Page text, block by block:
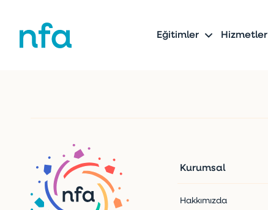
Eğitimler Hizmetler
Kurumsal
Hakkımızda